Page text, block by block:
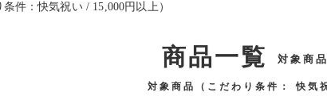
件：快気祝い / 15,000円以上）
商品一覧 対象商品
対象商品（こだわり条件：快気